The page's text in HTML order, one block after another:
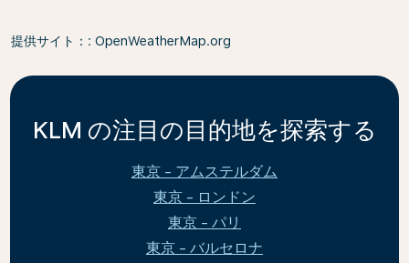
提供サイト： : OpenWeatherMap.org
KLM の注目の目的地を探索する
東京 - アムステルダム
東京 - ロンドン
東京 - パリ
東京 - バルセロナ